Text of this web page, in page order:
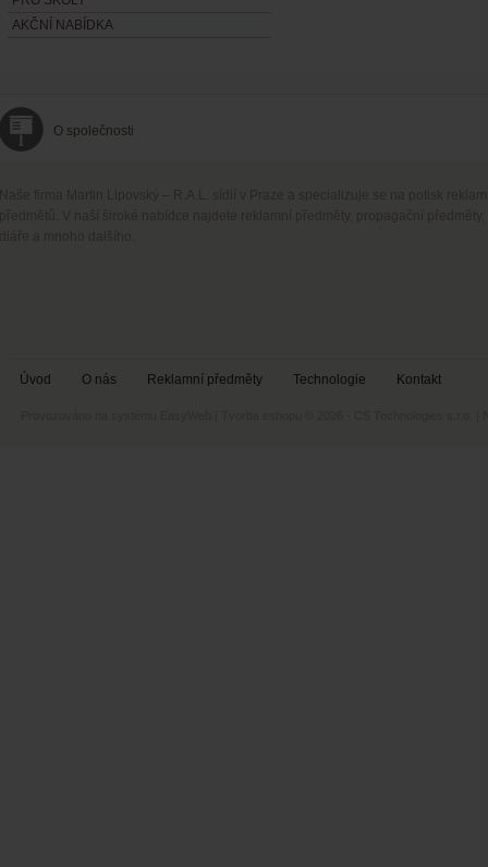
AKČNÍ NABÍDKA
O společnosti
Úvod O nás Reklamní předměty Technologie Kontakt